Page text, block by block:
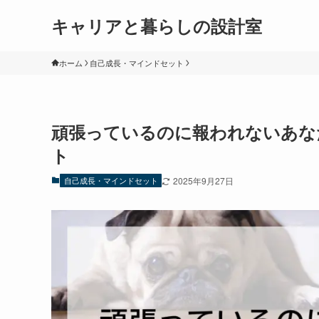
キャリアと暮らしの設計室
ホーム 自己成長・マインドセット
頑張っているのに報われないあ
ト
自己成長・マインドセット 2025年9月27日